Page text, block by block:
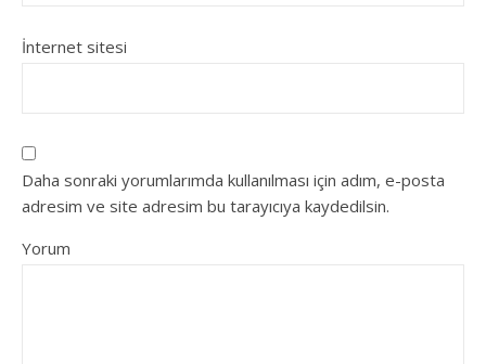
İnternet sitesi
Daha sonraki yorumlarımda kullanılması için adım, e-posta
adresim ve site adresim bu tarayıcıya kaydedilsin.
Yorum